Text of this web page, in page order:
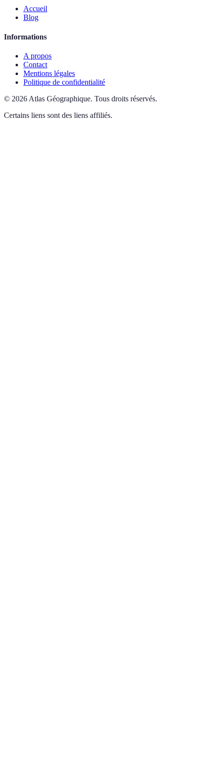
Accueil
Blog
Informations
A propos
Contact
Mentions légales
Politique de confidentialité
© 2026 Atlas Géographique. Tous droits réservés.
Certains liens sont des liens affiliés.